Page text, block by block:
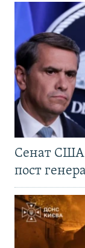
Сенат США
пост